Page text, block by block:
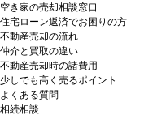
空き家の売却相談窓口
住宅ローン返済でお困りの方
不動産売却の流れ
仲介と買取の違い
不動産売却時の諸費用
少しでも高く売るポイント
よくある質問
相続相談